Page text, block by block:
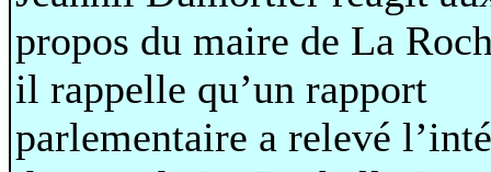
propos du maire de La
il rappelle qu’un rapport
parlementaire a relevé